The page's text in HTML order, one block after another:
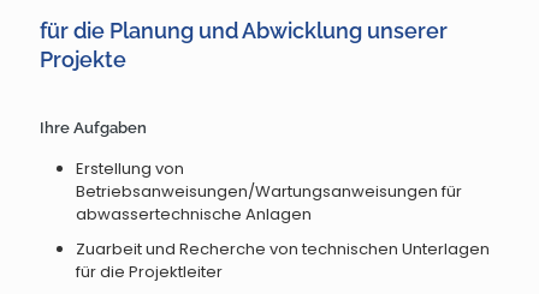
für die Planung und Abwicklung unserer
Projekte
Ihre Aufgaben
Erstellung von
Betriebsanweisungen/Wartungsanweisungen für
abwassertechnische Anlagen
Zuarbeit und Recherche von technischen Unterlagen
für die Projektleiter